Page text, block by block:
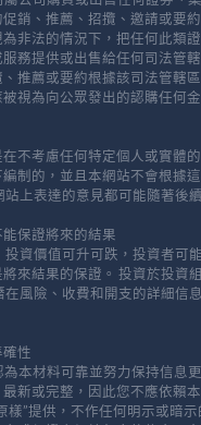
銷、推薦、招攬、邀請或要
非法的情況下，把任何此類
務提供或出售給任何司法管
推薦或要約根據該司法管轄
視為向公眾發出的認購任何
不考慮任何特定個人或實體
制的，並且本網站不會根據
站上表達的意見都可能隨著後
保證將來的結果
投資價值可升可跌，投資者可
來結果的保證。 投資於投資
在風險、收費和開支的詳細信
性
為本材料可靠並努力保持信息
新或完整，因此您不應依賴
樣”提供，不作任何明示或暗示